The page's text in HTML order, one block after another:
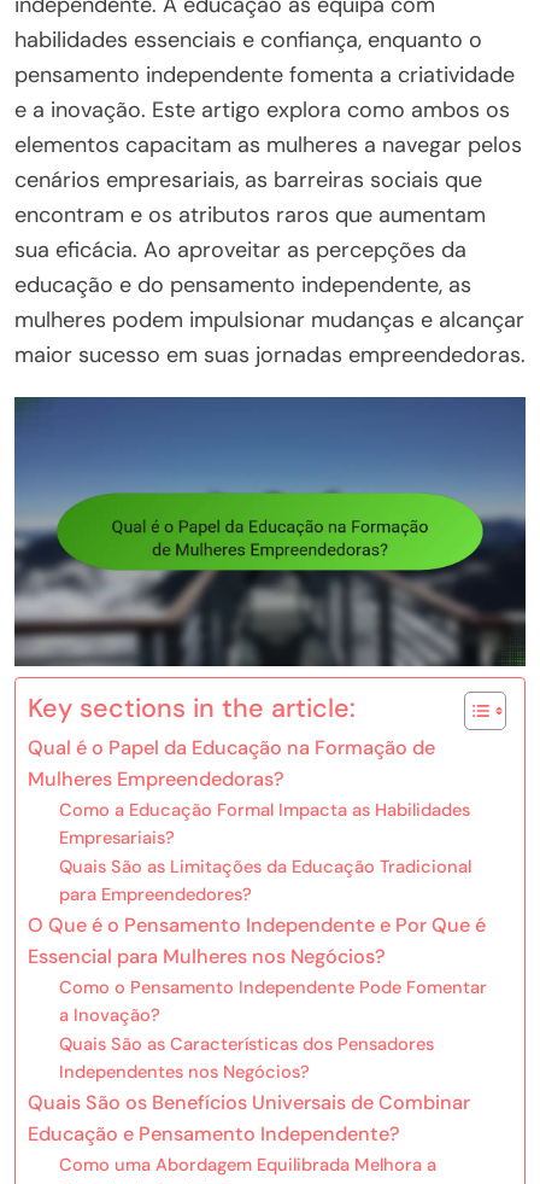
habilidades essenciais e confiança, enquanto o
pensamento independente fomenta a criatividade
e a inovação. Este artigo explora como ambos os
elementos capacitam as mulheres a navegar pelos
cenários empresariais, as barreiras sociais que
encontram e os atributos raros que aumentam
sua eficácia. Ao aproveitar as percepções da
educação e do pensamento independente, as
mulheres podem impulsionar mudanças e alcançar
maior sucesso em suas jornadas empreendedoras.
Key sections in the article:
Qual é o Papel da Educação na Formação de
Mulheres Empreendedoras?
Como a Educação Formal Impacta as Habilidades
Empresariais?
Quais São as Limitações da Educação Tradicional
para Empreendedores?
O Que é o Pensamento Independente e Por Que é
Essencial para Mulheres nos Negócios?
Como o Pensamento Independente Pode Fomentar
a Inovação?
Quais São as Características dos Pensadores
Independentes nos Negócios?
Quais São os Benefícios Universais de Combinar
Educação e Pensamento Independente?
Como uma Abordagem Equilibrada Melhora a